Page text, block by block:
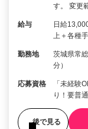
す。 変更
給与
日給
上＋各種
勤務地
茨城県常
分）
応募資格
「未経験
り！要普
後で見る